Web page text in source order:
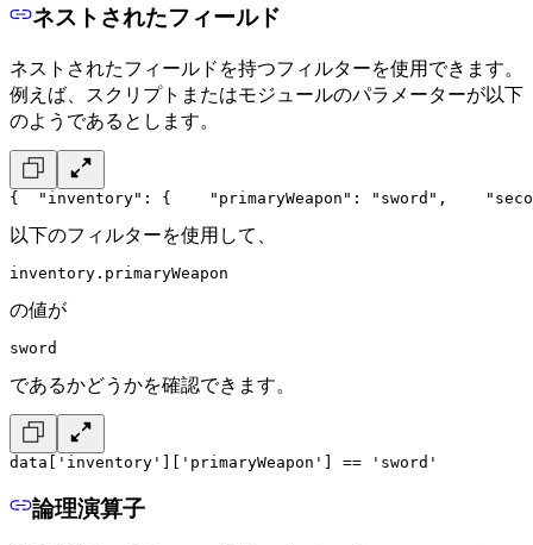
ネストされたフィールド
ネストされたフィールドを持つフィルターを使用できます。
例えば、スクリプトまたはモジュールのパラメーターが以下
のようであるとします。
{
  "inventory": {
    "primaryWeapon": "sword",
以下のフィルターを使用して、
inventory.primaryWeapon
の値が
sword
であるかどうかを確認できます。
data['inventory']['primaryWeapon'] == 'sword'
論理演算子